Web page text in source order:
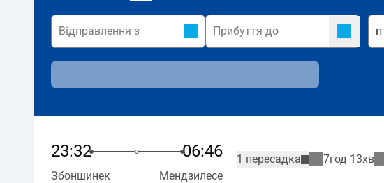
23:32 06:46
Збоншинек Мендзилесе
1 пересадка 7год 13хв